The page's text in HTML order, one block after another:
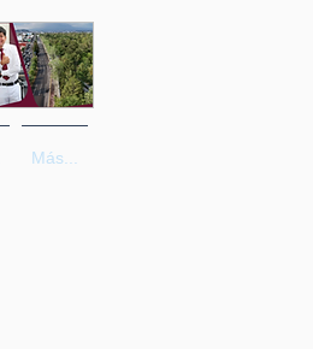
Más...